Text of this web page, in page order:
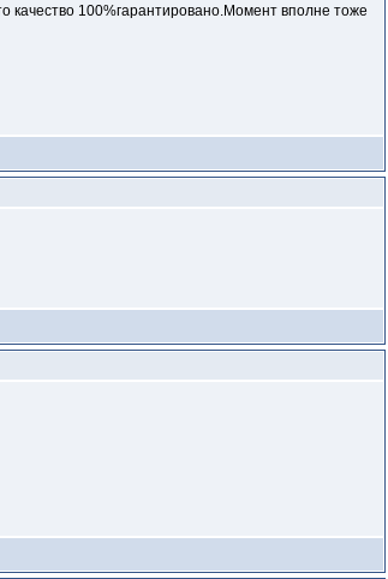
качество 100%гарантировано.Момент вполне тоже